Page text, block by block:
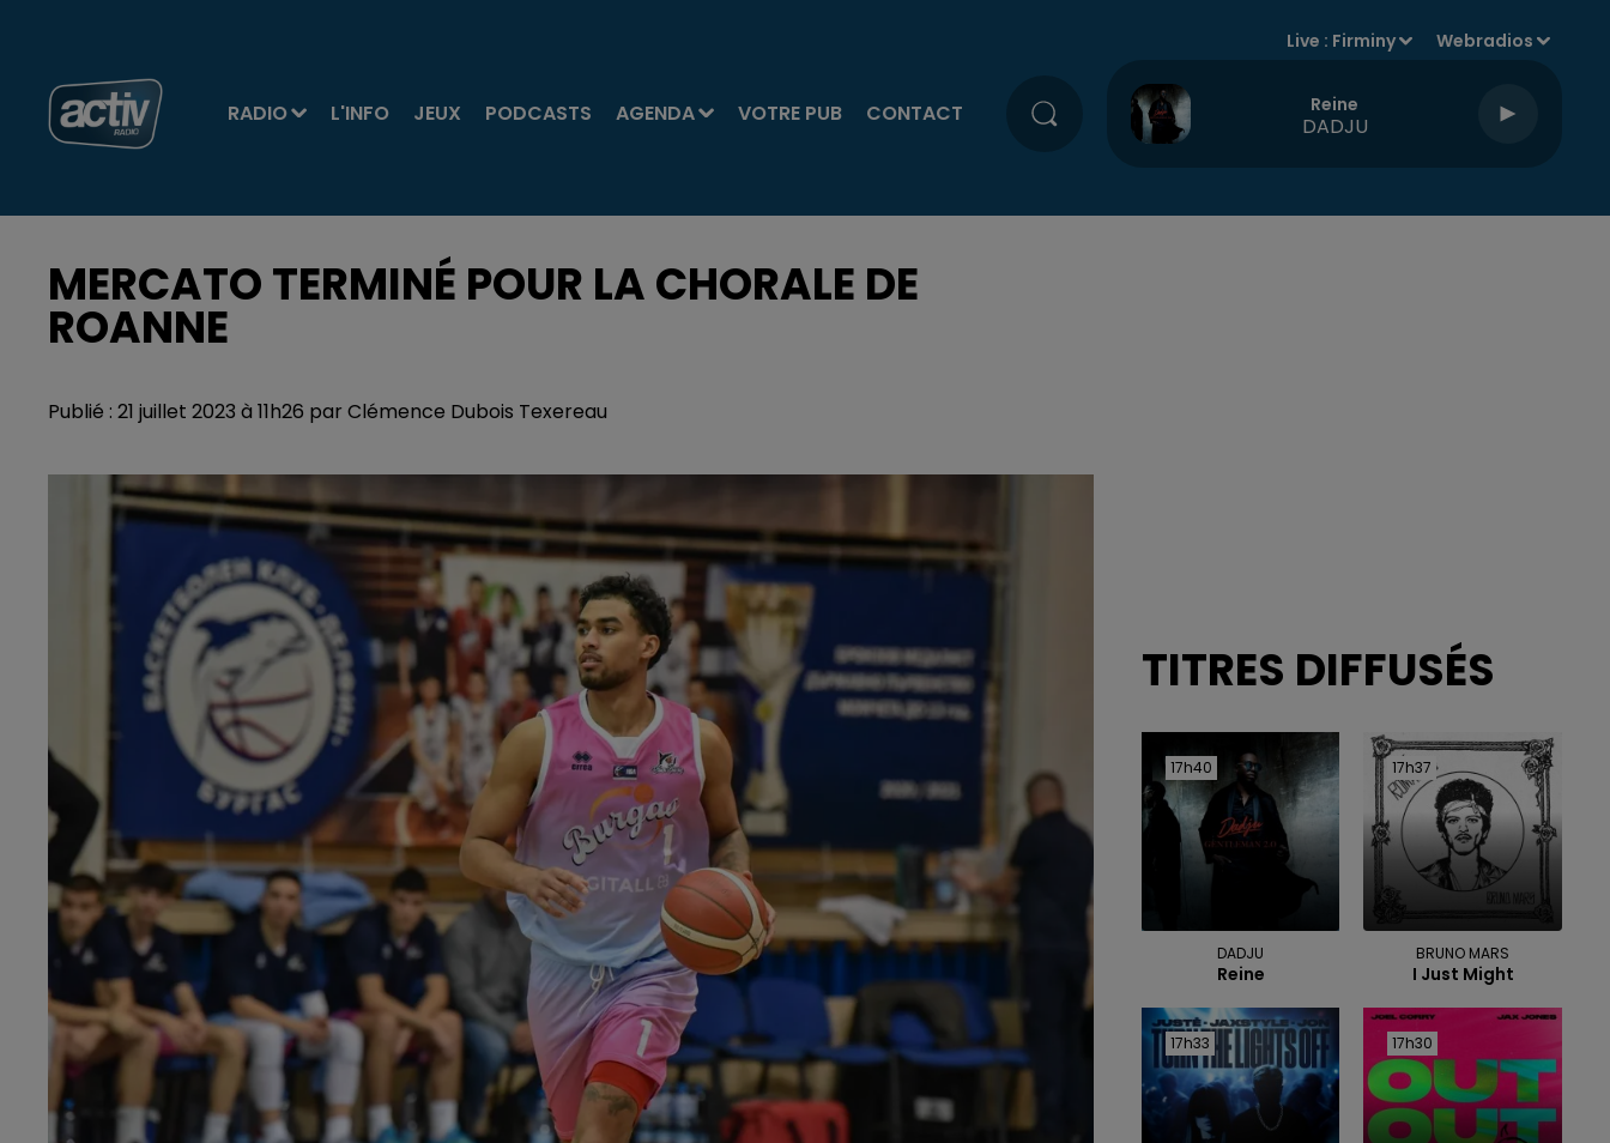
RADIO L'INFO JEUX PODCASTS AGENDA VOTRE PUB CONTACT
Live : Firminy Webradios
Reine
DADJU
MERCATO TERMINÉ POUR LA CHORALE DE
ROANNE
Publié : 21 juillet 2023 à 11h26 par Clémence Dubois Texereau
TITRES DIFFUSÉS
17h40
17h40
DADJU
Reine
17h37
17h37
BRUNO MARS
I Just Might
17h33
17h33 17h30
17h30